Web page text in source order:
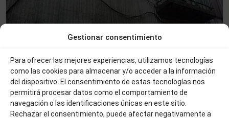
Gestionar consentimiento
Para ofrecer las mejores experiencias, utilizamos tecnologías
como las cookies para almacenar y/o acceder a la información
del dispositivo. El consentimiento de estas tecnologías nos
permitirá procesar datos como el comportamiento de
navegación o las identificaciones únicas en este sitio.
Rechazar el consentimiento, puede afectar negativamente a